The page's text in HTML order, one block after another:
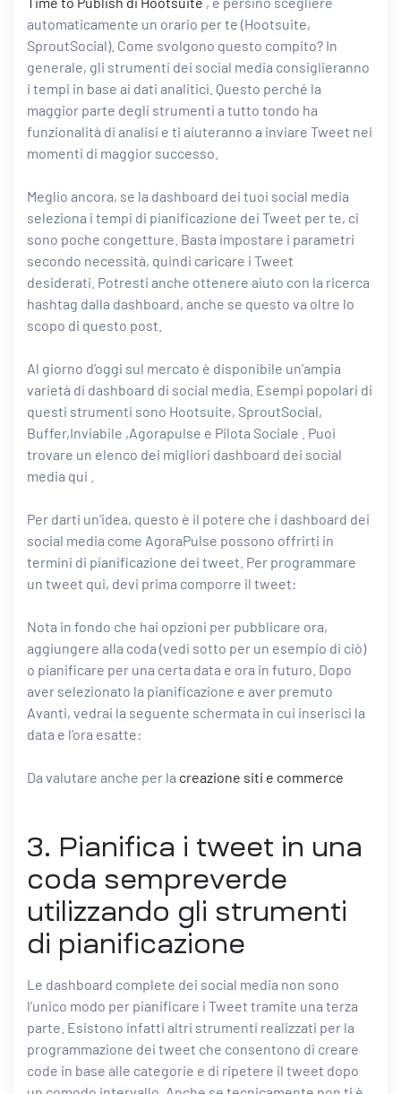
automaticamente un orario per te (Hootsuite,
SproutSocial). Come svolgono questo compito? In
generale, gli strumenti dei social media consiglieranno
i tempi in base ai dati analitici. Questo perché la
maggior parte degli strumenti a tutto tondo ha
funzionalità di analisi e ti aiuteranno a inviare Tweet nei
momenti di maggior successo.
Meglio ancora, se la dashboard dei tuoi social media
seleziona i tempi di pianificazione dei Tweet per te, ci
sono poche congetture. Basta impostare i parametri
secondo necessità, quindi caricare i Tweet
desiderati. Potresti anche ottenere aiuto con la ricerca
hashtag dalla dashboard, anche se questo va oltre lo
scopo di questo post.
Al giorno d’oggi sul mercato è disponibile un’ampia
varietà di dashboard di social media. Esempi popolari di
questi strumenti sono Hootsuite, SproutSocial,
Buffer,Inviabile ,Agorapulse e Pilota Sociale . Puoi
trovare un elenco dei migliori dashboard dei social
media qui
Per darti un’idea, questo è il potere che i dashboard dei
social media come AgoraPulse possono offrirti in
termini di pianificazione dei tweet. Per programmare
un tweet qui, devi prima comporre il tweet:
Nota in fondo che hai opzioni per pubblicare ora,
aggiungere alla coda (vedi sotto per un esempio di ciò)
o pianificare per una certa data e ora in futuro. Dopo
aver selezionato la pianificazione e aver premuto
Avanti, vedrai la seguente schermata in cui inserisci la
data e l’ora esatte:
Da valutare anche per la creazione siti e commerce
3. Pianifica i tweet in una
coda sempreverde
utilizzando gli strumenti
di pianificazione
Le dashboard complete dei social media non sono
l’unico modo per pianificare i Tweet tramite una terza
parte. Esistono infatti altri strumenti realizzati per la
programmazione dei tweet che consentono di creare
code in base alle categorie e di ripetere il tweet dopo